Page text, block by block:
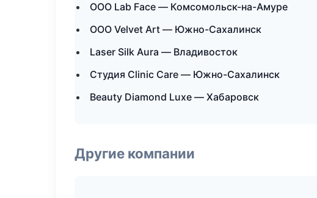
ООО Lab Face — Комсомольск-на-Амуре
ООО Velvet Art — Южно-Сахалинск
Laser Silk Aura — Владивосток
Студия Clinic Care — Южно-Сахалинск
Beauty Diamond Luxe — Хабаровск
Другие компании